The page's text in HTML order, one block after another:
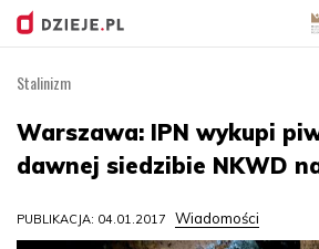
treści
Stalinizm
Warszawa: IPN wykupi
dawnej siedzibie NKWD
PUBLIKACJA: 04.01.2017 Wiadomości